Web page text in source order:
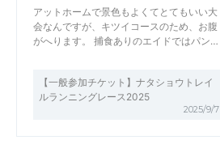
アットホームで景色もよくてとてもいい大
会なんですが、キツイコースのため、お腹
がへります。 捕食ありのエイドではパン…
【一般参加チケット】ナタショウトレイ
ルランニングレース2025
2025/9/7